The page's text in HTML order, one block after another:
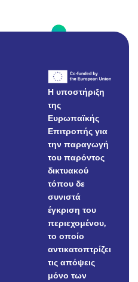
Η υποστήριξη
της
Ευρωπαϊκής
Επιτροπής για
την παραγωγή
του παρόντος
δικτυακού
τόπου δε
συνιστά
έγκριση του
περιεχομένου,
το οποίο
αντικατοπτρίζει
τις απόψεις
μόνο των